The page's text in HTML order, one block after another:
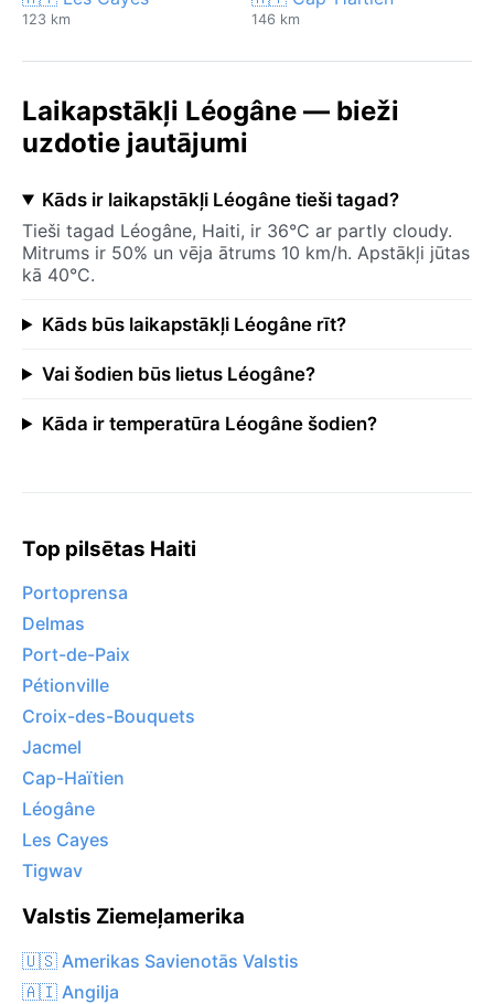
123 km 146 km
Laikapstākļi Léogâne — bieži
uzdotie jautājumi
Kāds ir laikapstākļi Léogâne tieši tagad?
Tieši tagad Léogâne, Haiti, ir 36°C ar partly cloudy.
Mitrums ir 50% un vēja ātrums 10 km/h. Apstākļi jūtas
kā 40°C.
Kāds būs laikapstākļi Léogâne rīt?
Vai šodien būs lietus Léogâne?
Kāda ir temperatūra Léogâne šodien?
Top pilsētas Haiti
Portoprensa
Delmas
Port-de-Paix
Pétionville
Croix-des-Bouquets
Jacmel
Cap-Haïtien
Léogâne
Les Cayes
Tigwav
Valstis Ziemeļamerika
🇺🇸 Amerikas Savienotās Valstis
🇦🇮 Angilja